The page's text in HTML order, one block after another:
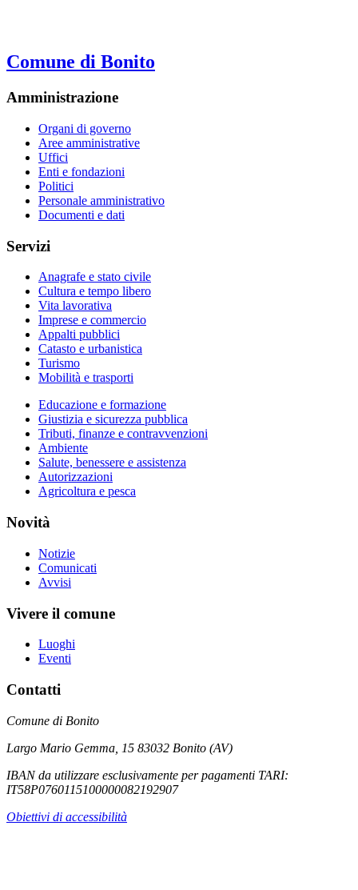
Comune di Bonito
Amministrazione
Organi di governo
Aree amministrative
Uffici
Enti e fondazioni
Politici
Personale amministrativo
Documenti e dati
Servizi
Anagrafe e stato civile
Cultura e tempo libero
Vita lavorativa
Imprese e commercio
Appalti pubblici
Catasto e urbanistica
Turismo
Mobilità e trasporti
Educazione e formazione
Giustizia e sicurezza pubblica
Tributi, finanze e contravvenzioni
Ambiente
Salute, benessere e assistenza
Autorizzazioni
Agricoltura e pesca
Novità
Notizie
Comunicati
Avvisi
Vivere il comune
Luoghi
Eventi
Contatti
Comune di Bonito
Largo Mario Gemma, 15 83032 Bonito (AV)
IBAN da utilizzare esclusivamente per pagamenti TARI:
IT58P0760115100000082192907
Obiettivi di accessibilità